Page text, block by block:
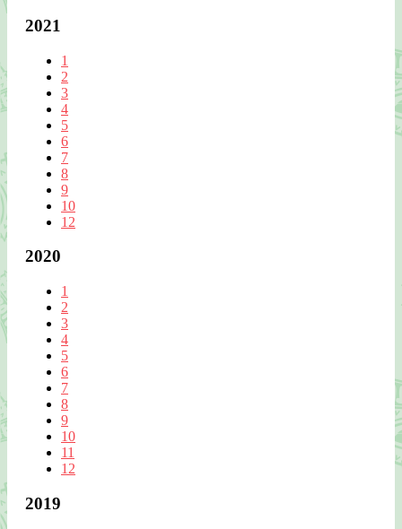
2021
1
2
3
4
5
6
7
8
9
10
12
2020
1
2
3
4
5
6
7
8
9
10
11
12
2019